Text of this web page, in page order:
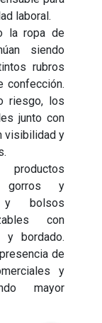
laboral.
la ropa de
siendo
rubros
confección.
riesgo, los
junto con
visibilidad y
gorros y
y bolsos
con
y bordado.
de
y
mayor